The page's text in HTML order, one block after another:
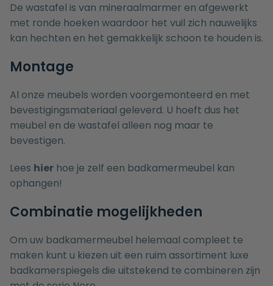
De wastafel is van mineraalmarmer en afgewerkt
met ronde hoeken waardoor het vuil zich nauwelijks
kan hechten en het gemakkelijk schoon te houden is.
Montage
Al onze meubels worden voorgemonteerd en met
bevestigingsmateriaal geleverd. U hoeft dus het
meubel en de wastafel alleen nog maar te
bevestigen.
Lees hier hoe je zelf een badkamermeubel kan
ophangen!
Combinatie mogelijkheden
Om uw badkamermeubel helemaal compleet te
maken kunt u kiezen uit een ruim assortiment luxe
badkamerspiegels die uitstekend te combineren zijn